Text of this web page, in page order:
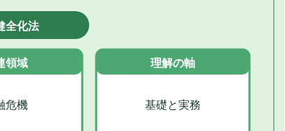
全化法
領域
危機
理解の軸
基礎と実務